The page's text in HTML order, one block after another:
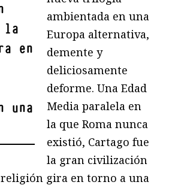
la
en
una
ambientada en una
Europa alternativa,
demente y
deliciosamente
deforme. Una Edad
Media paralela en
la que Roma nunca
existió, Cartago fue
la gran civilización
gira en torno a una